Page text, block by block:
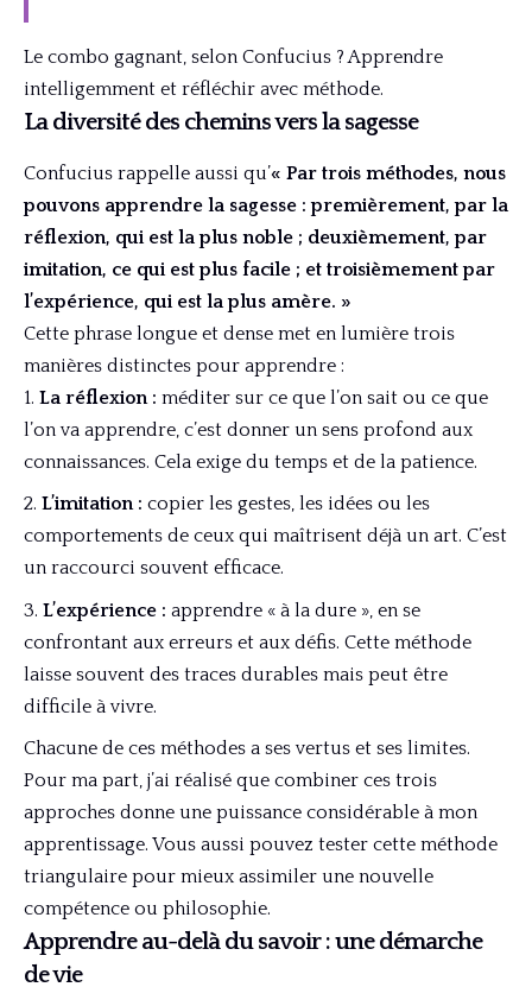
Le combo gagnant, selon Confucius ? Apprendre
intelligemment et réfléchir avec méthode.
La diversité des chemins vers la sagesse
Confucius rappelle aussi qu’« Par trois méthodes, nous
pouvons apprendre la sagesse : premièrement, par la
réflexion, qui est la plus noble ; deuxièmement, par
imitation, ce qui est plus facile ; et troisièmement par
l’expérience, qui est la plus amère. »
Cette phrase longue et dense met en lumière trois
manières distinctes pour apprendre :
La réflexion : méditer sur ce que l’on sait ou ce que
l’on va apprendre, c’est donner un sens profond aux
connaissances. Cela exige du temps et de la patience.
L’imitation : copier les gestes, les idées ou les
comportements de ceux qui maîtrisent déjà un art. C’est
un raccourci souvent efficace.
L’expérience : apprendre « à la dure », en se
confrontant aux erreurs et aux défis. Cette méthode
laisse souvent des traces durables mais peut être
difficile à vivre.
Chacune de ces méthodes a ses vertus et ses limites.
Pour ma part, j’ai réalisé que combiner ces trois
approches donne une puissance considérable à mon
apprentissage. Vous aussi pouvez tester cette méthode
triangulaire pour mieux assimiler une nouvelle
compétence ou philosophie.
Apprendre au-delà du savoir : une démarche
de vie